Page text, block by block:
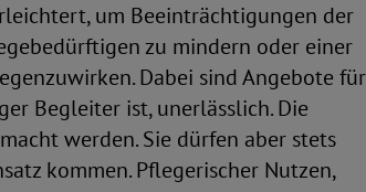
um Beeinträchtigungen der
zu mindern oder einer
Dabei sind Angebote für
Begleiter ist, unerlässlich. Die
werden. Sie dürfen aber stets
kommen. Pflegerischer Nutzen,